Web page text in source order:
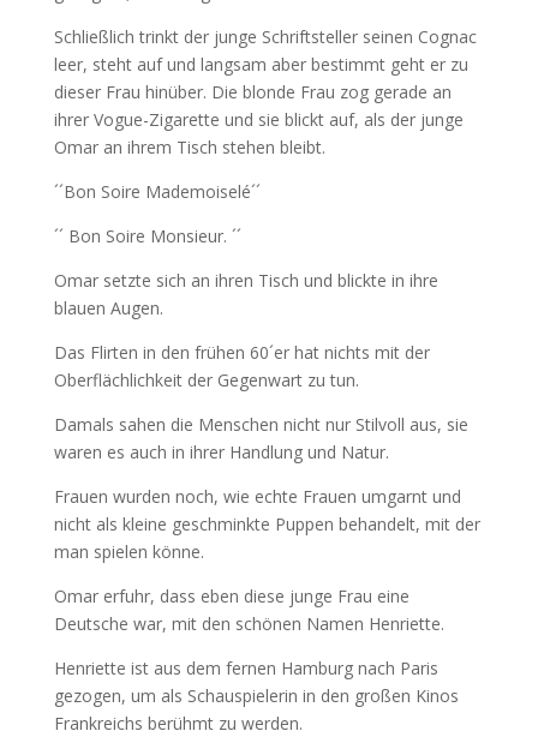
Schließlich trinkt der junge Schriftsteller seinen Cognac
leer, steht auf und langsam aber bestimmt geht er zu
dieser Frau hinüber. Die blonde Frau zog gerade an
ihrer Vogue-Zigarette und sie blickt auf, als der junge
Omar an ihrem Tisch stehen bleibt.
´´Bon Soire Mademoiselé´´
´´ Bon Soire Monsieur. ´´
Omar setzte sich an ihren Tisch und blickte in ihre
blauen Augen.
Das Flirten in den frühen 60´er hat nichts mit der
Oberflächlichkeit der Gegenwart zu tun.
Damals sahen die Menschen nicht nur Stilvoll aus, sie
waren es auch in ihrer Handlung und Natur.
Frauen wurden noch, wie echte Frauen umgarnt und
nicht als kleine geschminkte Puppen behandelt, mit der
man spielen könne.
Omar erfuhr, dass eben diese junge Frau eine
Deutsche war, mit den schönen Namen Henriette.
Henriette ist aus dem fernen Hamburg nach Paris
gezogen, um als Schauspielerin in den großen Kinos
Frankreichs berühmt zu werden.